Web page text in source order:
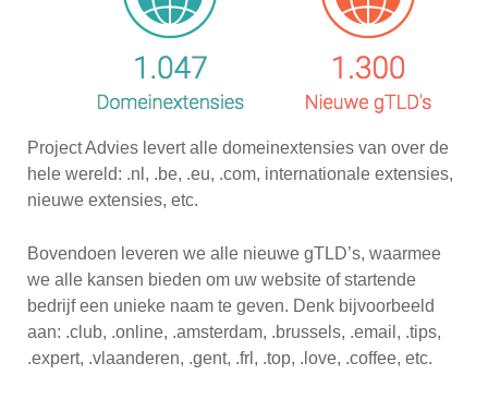
Project Advies levert alle domeinextensies van over de
hele wereld: .nl, .be, .eu, .com, internationale extensies,
nieuwe extensies, etc.
Bovendoen leveren we alle nieuwe gTLD’s, waarmee
we alle kansen bieden om uw website of startende
bedrijf een unieke naam te geven. Denk bijvoorbeeld
aan: .club, .online, .amsterdam, .brussels, .email, .tips,
.expert, .vlaanderen, .gent, .frl, .top, .love, .coffee, etc.